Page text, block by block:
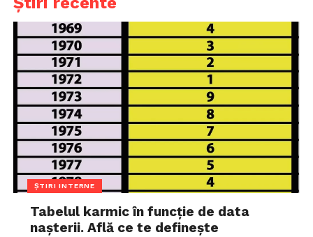
ȘTIRI INTERNE
Tabelul karmic în funcție de data
nașterii. Află ce te definește